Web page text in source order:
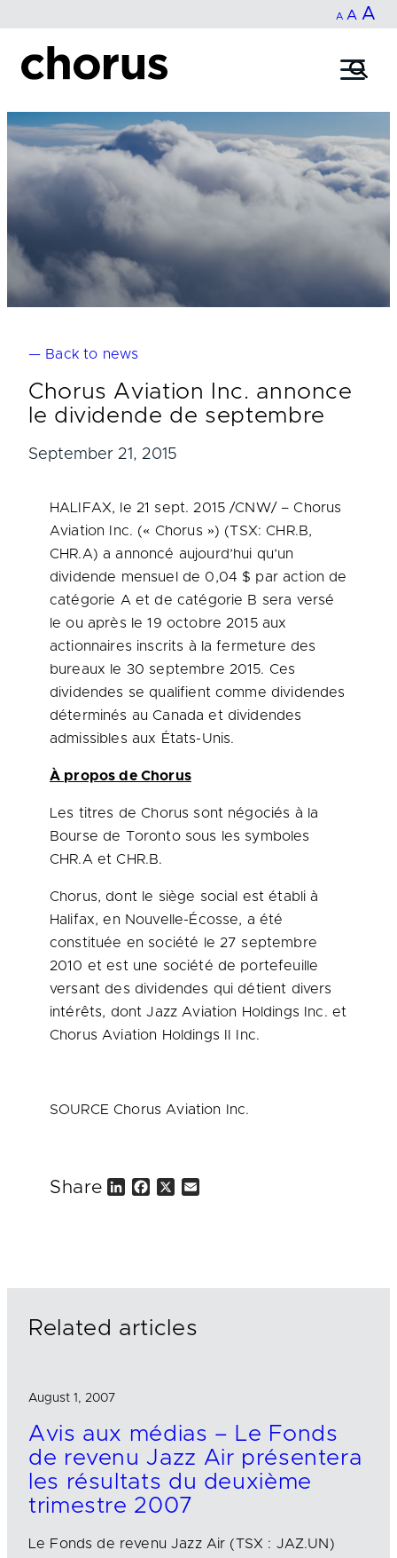
content
A Decrease
size.
A Reset
size.
A
— Back to news
Chorus Aviation Inc. annonce
le dividende de septembre
September 21, 2015
HALIFAX, le 21 sept. 2015 /CNW/ – Chorus
Aviation Inc. (« Chorus ») (TSX: CHR.B,
CHR.A) a annoncé aujourd’hui qu’un
dividende mensuel de 0,04 $ par action de
catégorie A et de catégorie B sera versé
le ou après le 19 octobre 2015 aux
actionnaires inscrits à la fermeture des
bureaux le 30 septembre 2015. Ces
dividendes se qualifient comme dividendes
déterminés auCanada et dividendes
admissibles aux États-Unis.
À propos de Chorus
Les titres de Chorus sont négociés à la
Bourse de Torontosous les symboles
CHR.A et CHR.B.
Chorus, dont le siège social est établi à
Halifax, en Nouvelle-Écosse, a été
constituée en société le 27 septembre
2010 et est une société de portefeuille
versant des dividendes qui détient divers
intérêts, dont Jazz Aviation Holdings Inc. et
Chorus Aviation Holdings II Inc.
SOURCE Chorus Aviation Inc.
Share
Related articles
August 1, 2007
Avis aux médias – Le Fonds
de revenu Jazz Air présentera
les résultats du deuxième
trimestre 2007
Le Fonds de revenu Jazz Air (TSX : JAZ.UN)